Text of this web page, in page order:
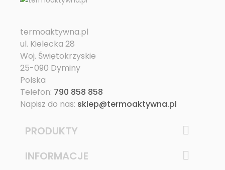
termoaktywna.pl
ul. Kielecka 28
Woj. Świętokrzyskie
25-090 Dyminy
Polska
Telefon: 790 858 858
Napisz do nas: sklep@termoaktywna.pl
PRODUKTY 
INFORMACJE 